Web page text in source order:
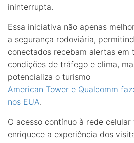
ininterrupta.
Essa iniciativa não apenas
a segurança rodoviária,
conectados recebam alertas em
condições de tráfego e clima,
potencializa o turismo
American Tower e Qualcomm
nos EUA.
O acesso contínuo à rede
enriquece a experiência dos